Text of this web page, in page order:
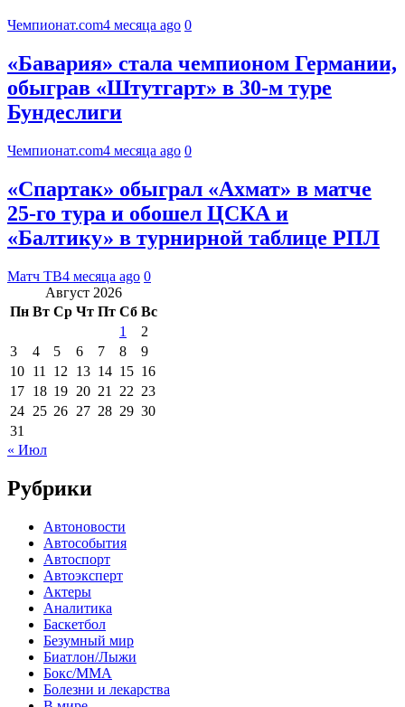
Чемпионат.com4 месяца ago 0
«Бавария» стала чемпионом Германии,
обыграв «Штутгарт» в 30-м туре
Бундеслиги
Чемпионат.com4 месяца ago 0
«Спартак» обыграл «Ахмат» в матче
25‑го тура и обошел ЦСКА и
«Балтику» в турнирной таблице РПЛ
Матч ТВ4 месяца ago 0
Август 2026
Пн Вт Ср Чт Пт Сб Вс
1
2
3
4 5 6 7 8
9
10 11 12 13 14 15 16
17 18 19 20 21 22 23
24 25 26 27 28 29 30
31
« Июл
Рубрики
Автоновости
Автособытия
Автоспорт
Автоэксперт
Актеры
Аналитика
Баскетбол
Безумный мир
Биатлон/Лыжи
Бокс/MMA
Болезни и лекарства